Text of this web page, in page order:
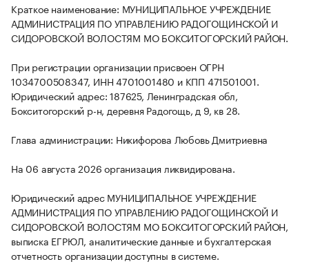
Краткое наименование: МУНИЦИПАЛЬНОЕ УЧРЕЖДЕНИЕ
АДМИНИСТРАЦИЯ ПО УПРАВЛЕНИЮ РАДОГОЩИНСКОЙ И
СИДОРОВСКОЙ ВОЛОСТЯМ МО БОКСИТОГОРСКИЙ РАЙОН.
При регистрации организации присвоен ОГРН
1034700508347, ИНН 4701001480 и КПП 471501001.
Юридический адрес: 187625, Ленинградская обл,
Бокситогорский р-н, деревня Радогощь, д 9, кв 28.
Глава администрации: Никифорова Любовь Дмитриевна
На 06 августа 2026 организация ликвидирована.
Юридический адрес МУНИЦИПАЛЬНОЕ УЧРЕЖДЕНИЕ
АДМИНИСТРАЦИЯ ПО УПРАВЛЕНИЮ РАДОГОЩИНСКОЙ И
СИДОРОВСКОЙ ВОЛОСТЯМ МО БОКСИТОГОРСКИЙ РАЙОН,
выписка ЕГРЮЛ, аналитические данные и бухгалтерская
отчетность организации доступны в системе.